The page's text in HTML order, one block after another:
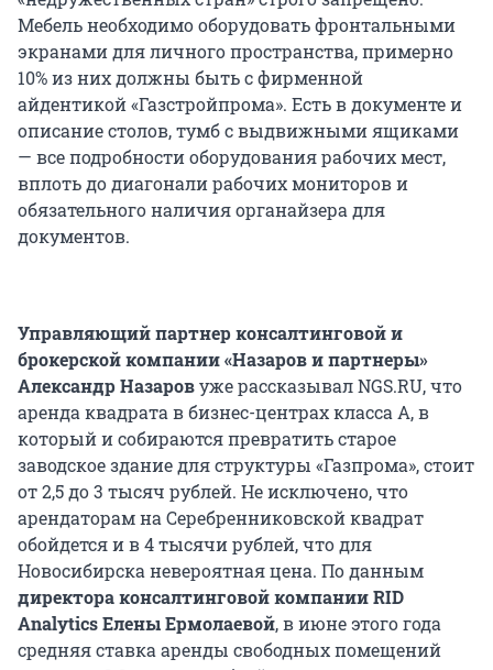
Мебель необходимо оборудовать фронтальными
экранами для личного пространства, примерно
10% из них должны быть с фирменной
айдентикой «Газстройпрома». Есть в документе и
описание столов, тумб с выдвижными ящиками
— все подробности оборудования рабочих мест,
вплоть до диагонали рабочих мониторов и
обязательного наличия органайзера для
документов.
Управляющий партнер консалтинговой и
брокерской компании «Назаров и партнеры»
Александр Назаровуже рассказывал NGS.RU, что
аренда квадрата в бизнес-центрах класса А, в
который и собираются превратить старое
заводское здание для структуры «Газпрома», стоит
от 2,5 до 3 тысяч рублей. Не исключено, что
арендаторам на Серебренниковской квадрат
обойдется и в 4 тысячи рублей, что для
Новосибирска невероятная цена. По данным
директора консалтинговой компании RID
Analytics Елены Ермолаевой, в июне этого года
средняя ставка аренды свободных помещений